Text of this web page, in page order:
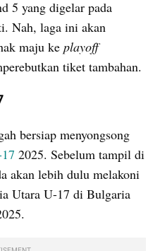
5 yang digelar pada
Nah, laga ini akan
maju ke
playoff
tiket tambahan.
bersiap menyongsong
2025. Sebelum tampil di
akan lebih dulu melakoni
Utara U-17 di Bulgaria